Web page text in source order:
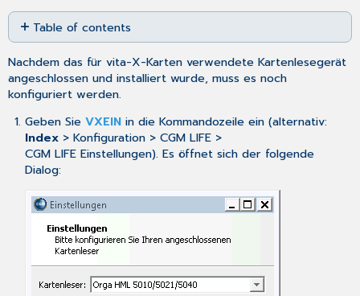
Save
as
PDF
Table of contents
No
headers
Nachdem das für vita-X-Karten verwendete Kartenlesegerät
angeschlossen und installiert wurde, muss es noch
konfiguriert werden.
Geben Sie VXEINin die Kommandozeile ein (alternativ:
Index> Konfiguration > CGM LIFE >
CGM LIFE Einstellungen). Es öffnet sich der folgende
Dialog: